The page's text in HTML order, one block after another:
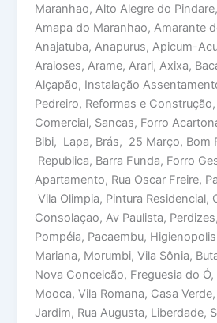
Maranhao, Alto Alegre do
Amapa do Maranhao, Amarante
Anajatuba, Anapurus, Apicum-
Araioses, Arame, Arari, Axixa,
Alçapão, Instalação
Pedreiro, Reformas e
Comercial, Sancas, Forro
Bibi, Lapa, Brás, 25 Março, Bom
Republica, Barra Funda, Forro
Apartamento, Rua Oscar Freire,
Vila Olimpia, Pintura Residencial,
Consolaçao, Av Paulista,
Pompéia, Pacaembu,
Mariana, Morumbi, Vila Sônia,
Nova Conceicão, Freguesia do Ó,
Mooca, Vila Romana, Casa
Jardim, Rua Augusta, Liberdade,